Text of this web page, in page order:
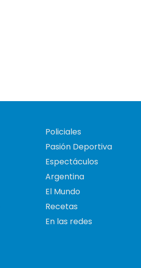
Policiales
Pasión Deportiva
Espectáculos
Argentina
El Mundo
Recetas
En las redes